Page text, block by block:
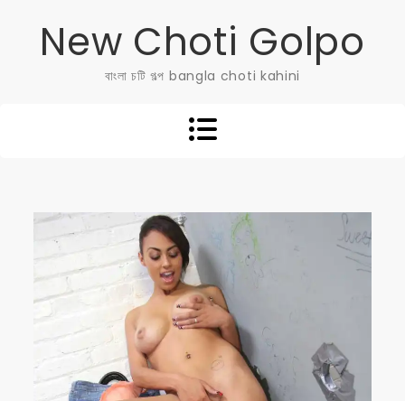
New Choti Golpo
বাংলা চটি গল্প bangla choti kahini